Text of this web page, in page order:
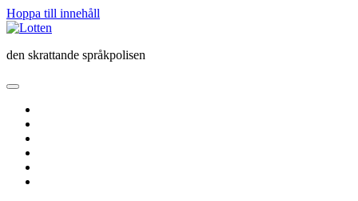
Hoppa till innehåll
Lotten
den skrattande språkpolisen
öppna
meny